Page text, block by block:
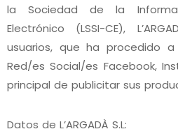
la Sociedad de la
Electrónico (LSSI-CE),
usuarios, que ha procedido
Red/es Social/es Facebook,
principal de publicitar sus
Datos de L’ARGADÀ S.L: